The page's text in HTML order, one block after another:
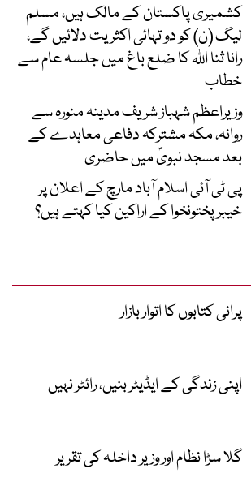
کشمیری پاکستان کے مالک ہیں، مسلم
لیگ (ن) کو دو تہائی اکثریت دلائیں گے،
رانا ثنا اللہ کا ضلع باغ میں جلسہ عام سے
خطاب
وزیراعظم شہباز شریف مدینہ منورہ سے
روانہ، مکہ مشترکہ دفاعی معاہدے کے
بعد مسجد نبویؐ میں حاضری
پی ٹی آئی اسلام آباد مارچ کے اعلان پر
خیبر پختونخوا کے اراکین کیا کہتے ہیں؟
پرانی کتابوں کا اتوار بازار
اپنی زندگی کے ایڈیٹر بنیں، رائٹر نہیں
گلا سڑا نظام اور وزیر داخلہ کی تقریر